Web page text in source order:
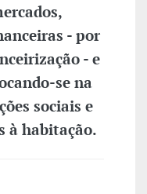
- por
- e
se na
sociais e
à habitação.